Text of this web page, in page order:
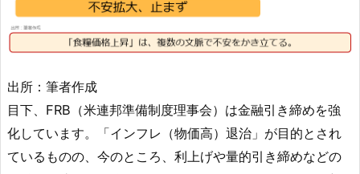
出所：筆者作成
目下、FRB（米連邦準備制度理事会）は金融引き締めを強
化しています。「インフレ（物価高）退治」が目的とされ
ているものの、今のところ、利上げや量的引き締めなどの